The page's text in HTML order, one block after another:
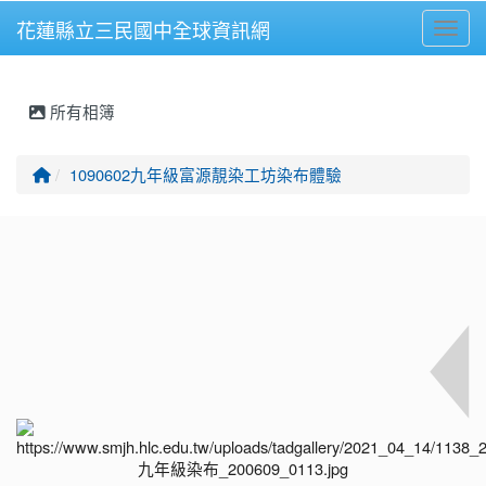
⏸
花蓮縣立三民國中全球資訊網
所有相簿
回首頁
1090602九年級富源靚染工坊染布體驗